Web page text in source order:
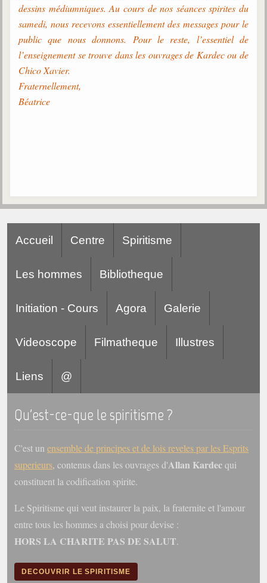
Centres spirites
France
Belgique, Lux. et Canada
Fédérations spirites
Médias spirites
dessins médiumniques. Au cours de nos séances spirites du
samedi, nous recevons essentiellement des messages pour le
public que nous donnons. Pour le reste, l’essentiel de
l’enseignement se trouve dans les ouvrages de Kardec ou de
Chico Xavier.
Fraternellement,
Béatrice
Accueil Centre Spiritisme
Les hommes Bibliotheque
Initiation - Cours Agora Galerie
Videoscope Filmatheque Illustres
Liens @
Qu'est-ce-que le spiritisme ?
C'est un ensemble de principes et de lois reveles par les Esprits
superieurs, contenus dans les ouvrages d'Allan Kardecqui
constituent la codification spirite.
Le Spiritisme qui veut instaurer la paix, la fraternite et l'amour
entre tous les hommes a choisi pour devise :
HORS LA CHARITE PAS DE SALUT.
DECOUVRIR LE SPIRITISME